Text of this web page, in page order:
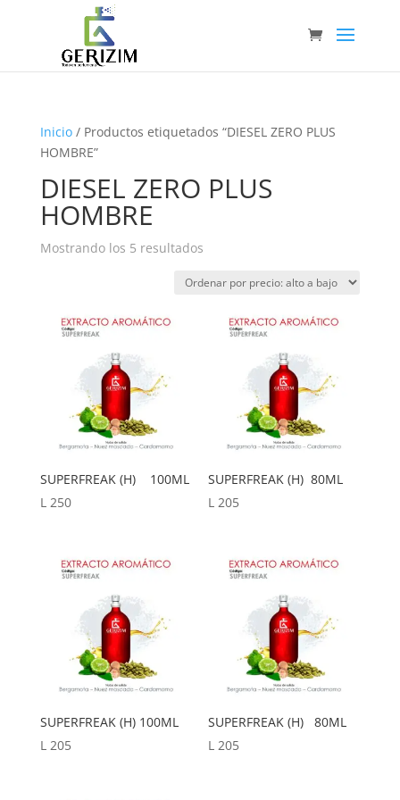
Inicio/ Productos etiquetados “DIESEL ZERO PLUS
HOMBRE”
DIESEL ZERO PLUS
HOMBRE
Mostrando los 5 resultadosOrdenado
precio:
SUPERFREAK (H) 100ML
L250
SUPERFREAK (H) 80ML
L205
SUPERFREAK (H) 100ML
L 205
SUPERFREAK (H) 80ML
L 205